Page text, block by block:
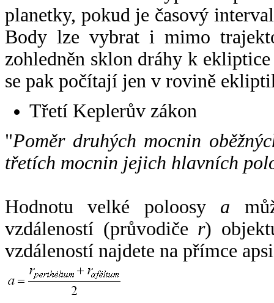
planetky, pokud je časový
Body lze vybrat i mimo
zohledněn sklon dráhy k
se pak počítají jen v rovině
Třetí Keplerův zákon
"Poměr druhých mocnin
třetích mocnin jejich hlavních
Hodnotu velké poloosy a
vzdáleností (průvodiče r)
vzdáleností najdete na přímce